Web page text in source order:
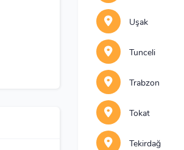
Uşak
Tunceli
Trabzon
Tokat
Tekirdağ